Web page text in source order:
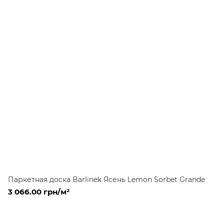
Паркетная доска Barlinek Ясень Lemon Sorbet Grande
3 066.00 грн/м²